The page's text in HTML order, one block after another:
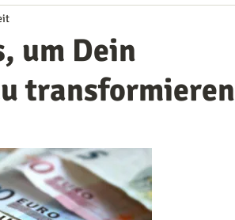
um Dein
transformieren